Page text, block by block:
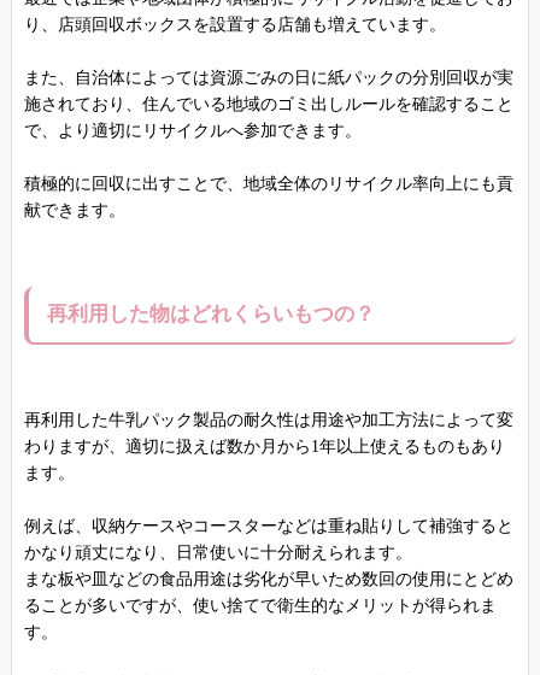
り、店頭回収ボックスを設置する店舗も増えています。
また、自治体によっては資源ごみの日に紙パックの分別回収が実
施されており、住んでいる地域のゴミ出しルールを確認すること
で、より適切にリサイクルへ参加できます。
積極的に回収に出すことで、地域全体のリサイクル率向上にも貢
献できます。
再利用した物はどれくらいもつの？
再利用した牛乳パック製品の耐久性は用途や加工方法によって変
わりますが、適切に扱えば数か月から1年以上使えるものもあり
ます。
例えば、収納ケースやコースターなどは重ね貼りして補強すると
かなり頑丈になり、日常使いに十分耐えられます。
まな板や皿などの食品用途は劣化が早いため数回の使用にとどめ
ることが多いですが、使い捨てで衛生的なメリットが得られま
す。